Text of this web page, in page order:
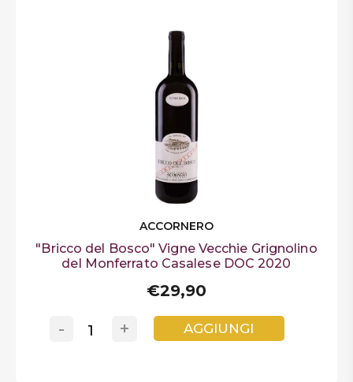
ACCORNERO
"Bricco del Bosco" Vigne Vecchie Grignolino
del Monferrato Casalese DOC 2020
€29,90
+
- AGGIUNGI